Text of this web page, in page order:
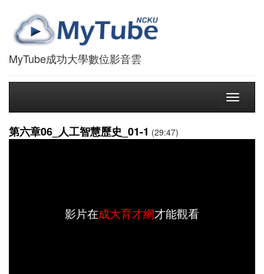
MyTube成功大學數位影音雲
Toggle
第六章06_人工智慧歷史_01-1 (29:47)
影片在成大育才網才能觀看